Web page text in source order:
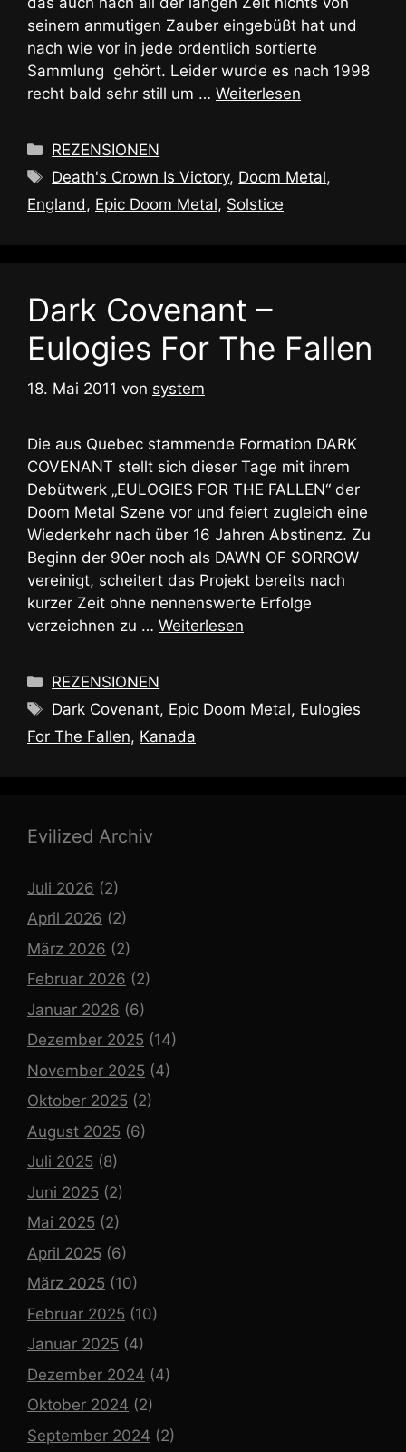
seinem anmutigen Zauber eingebüßt hat und
nach wie vor in jede ordentlich sortierte
Sammlung gehört. Leider wurde es nach 1998
recht bald sehr still um … Weiterlesen
Kategorien
REZENSIONEN
Schlagwörter
Death's Crown Is Victory, Doom Metal,
England, Epic Doom Metal, Solstice
Dark Covenant –
Eulogies For The Fallen
18. Mai 2011 von system
Die aus Quebec stammende Formation DARK
COVENANT stellt sich dieser Tage mit ihrem
Debütwerk „EULOGIES FOR THE FALLEN“ der
Doom Metal Szene vor und feiert zugleich eine
Wiederkehr nach über 16 Jahren Abstinenz. Zu
Beginn der 90er noch als DAWN OF SORROW
vereinigt, scheitert das Projekt bereits nach
kurzer Zeit ohne nennenswerte Erfolge
verzeichnen zu … Weiterlesen
Kategorien
REZENSIONEN
Schlagwörter
Dark Covenant, Epic Doom Metal, Eulogies
For The Fallen, Kanada
Evilized Archiv
Juli 2026 (2)
April 2026 (2)
März 2026 (2)
Februar 2026 (2)
Januar 2026 (6)
Dezember 2025 (14)
November 2025 (4)
Oktober 2025 (2)
August 2025 (6)
Juli 2025 (8)
Juni 2025 (2)
Mai 2025 (2)
April 2025 (6)
März 2025 (10)
Februar 2025 (10)
Januar 2025 (4)
Dezember 2024 (4)
Oktober 2024 (2)
September 2024 (2)